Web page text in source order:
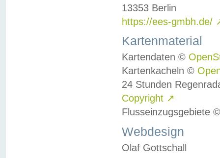
13353 Berlin
https://ees-gmbh.de/
Kartenmaterial
Kartendaten ©
Kartenkacheln ©
24 Stunden
Copyright ↗
Flusseinzugsgebiete
Webdesign
Olaf Gottschall